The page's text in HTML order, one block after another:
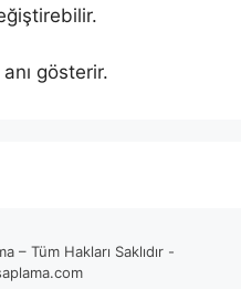
gösterir.
– Tüm Hakları Saklıdır -